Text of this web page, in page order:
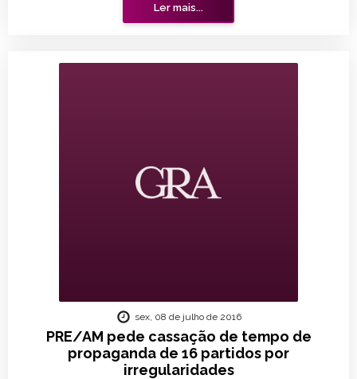
Ler mais...
PRE/AM pede cassação de tempo de
propaganda de 16 partidos por
irregularidades
sex, 08 de julho de 2016